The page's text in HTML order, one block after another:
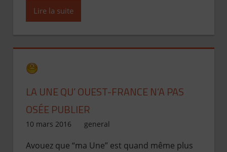
Lire la suite
LA UNE QU’ OUEST-FRANCE N’A PAS
OSÉE PUBLIER
10 mars 2016 Jean de Pont-Scorff
general
Avouez que “ma Une” est quand même plus